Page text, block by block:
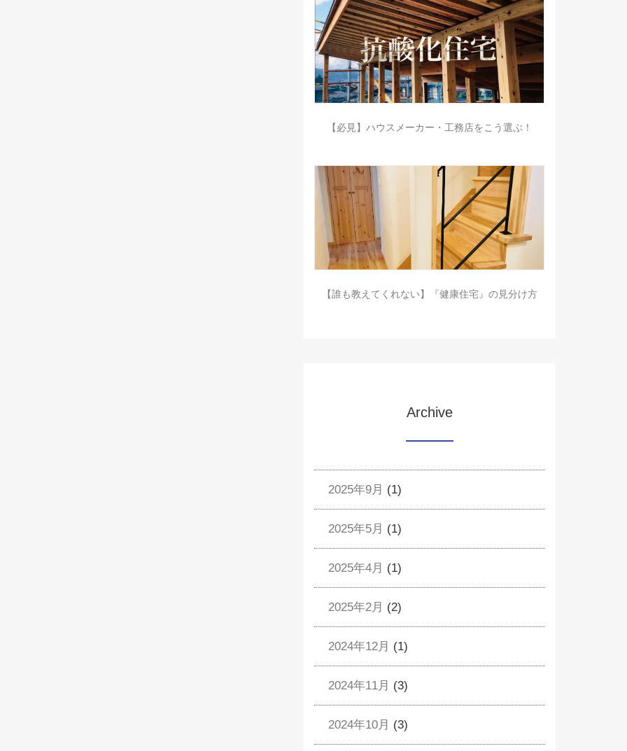
【必見】ハウスメーカー・工務店をこう選ぶ！
【誰も教えてくれない】『健康住宅』の見分け方
Archive
2025年9月 (1)
2025年5月 (1)
2025年4月 (1)
2025年2月 (2)
2024年12月 (1)
2024年11月 (3)
2024年10月 (3)